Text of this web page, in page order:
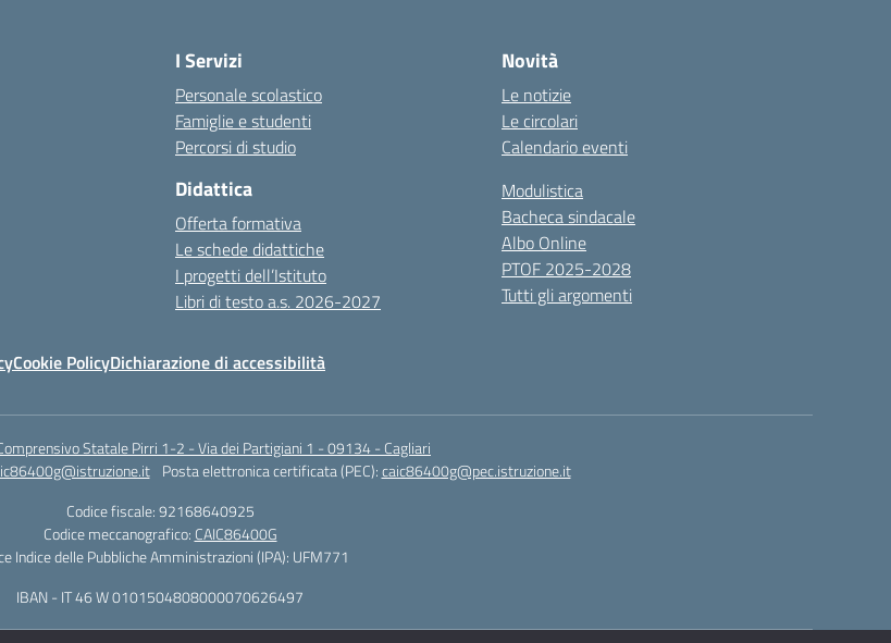
I Servizi
Personale scolastico
Famiglie e studenti
Percorsi di studio
Didattica
Offerta formativa
Le schede didattiche
I progetti dell’Istituto
Libri di testo a.s. 2026-2027
Novità
Le notizie
Le circolari
Calendario eventi
Modulistica
Bacheca sindacale
Albo Online
PTOF 2025-2028
Tutti gli argomenti
Cookie PolicyDichiarazione di accessibilità
Statale Pirri 1-2 - Via dei Partigiani 1 - 09134 - Cagliari
Posta elettronica certificata (PEC):caic86400g@pec.istruzione.it
Codice fiscale: 92168640925
Codice meccanografico: CAIC86400G
Indice delle Pubbliche Amministrazioni (IPA): UFM771
IBAN - IT 46 W 0101504808000070626497